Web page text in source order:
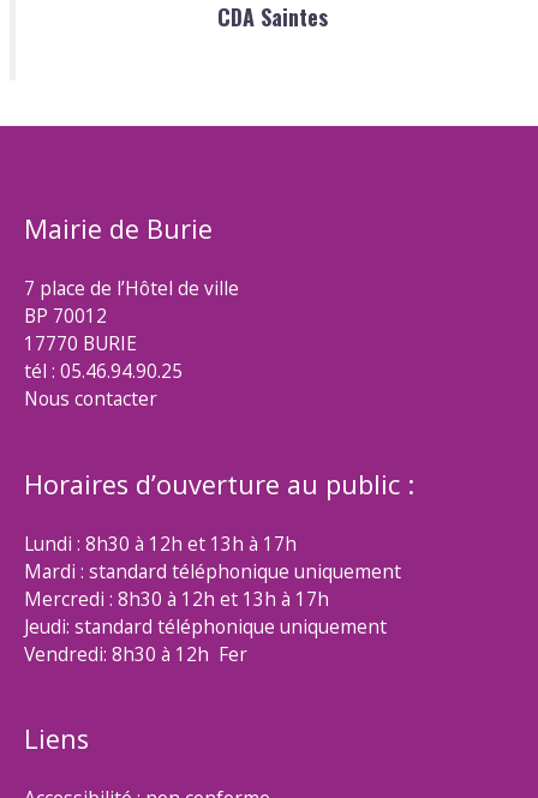
CDA Saintes
Mairie de Burie
7 place de l’Hôtel de ville
BP 70012
17770 BURIE
tél : 05.46.94.90.25
Nous contacter
Horaires d’ouverture au public :
Lundi : 8h30 à 12h et 13h à 17h
Mardi : standard téléphonique uniquement
Mercredi : 8h30 à 12h et 13h à 17h
Jeudi: standard téléphonique uniquement
Vendredi: 8h30 à 12h Fer
Liens